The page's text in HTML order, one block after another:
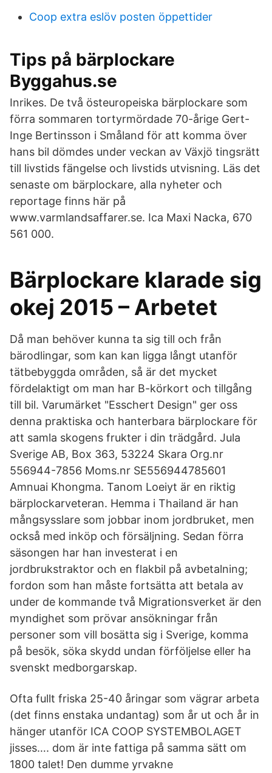
Coop extra eslöv posten öppettider
Tips på bärplockare
Byggahus.se
Inrikes. De två östeuropeiska bärplockare som
förra sommaren tortyrmördade 70-årige Gert-
Inge Bertinsson i Småland för att komma över
hans bil dömdes under veckan av Växjö tingsrätt
till livstids fängelse och livstids utvisning. Läs det
senaste om bärplockare, alla nyheter och
reportage finns här på
www.varmlandsaffarer.se. Ica Maxi Nacka, 670
561 000.
Bärplockare klarade sig
okej 2015 – Arbetet
Då man behöver kunna ta sig till och från
bärodlingar, som kan kan ligga långt utanför
tätbebyggda områden, så är det mycket
fördelaktigt om man har B-körkort och tillgång
till bil. Varumärket "Esschert Design" ger oss
denna praktiska och hanterbara bärplockare för
att samla skogens frukter i din trädgård. Jula
Sverige AB, Box 363, 53224 Skara Org.nr
556944-7856 Moms.nr SE556944785601
Amnuai Khongma. Tanom Loeiyt är en riktig
bärplockarveteran. Hemma i Thailand är han
mångsysslare som jobbar inom jordbruket, men
också med inköp och försäljning. Sedan förra
säsongen har han investerat i en
jordbrukstraktor och en flakbil på avbetalning;
fordon som han måste fortsätta att betala av
under de kommande två Migrationsverket är den
myndighet som prövar ansökningar från
personer som vill bosätta sig i Sverige, komma
på besök, söka skydd undan förföljelse eller ha
svenskt medborgarskap.
Ofta fullt friska 25-40 åringar som vägrar arbeta
(det finns enstaka undantag) som år ut och år in
hänger utanför ICA COOP SYSTEMBOLAGET
jisses…. dom är inte fattiga på samma sätt om
1800 talet! Den dumme yrvakne